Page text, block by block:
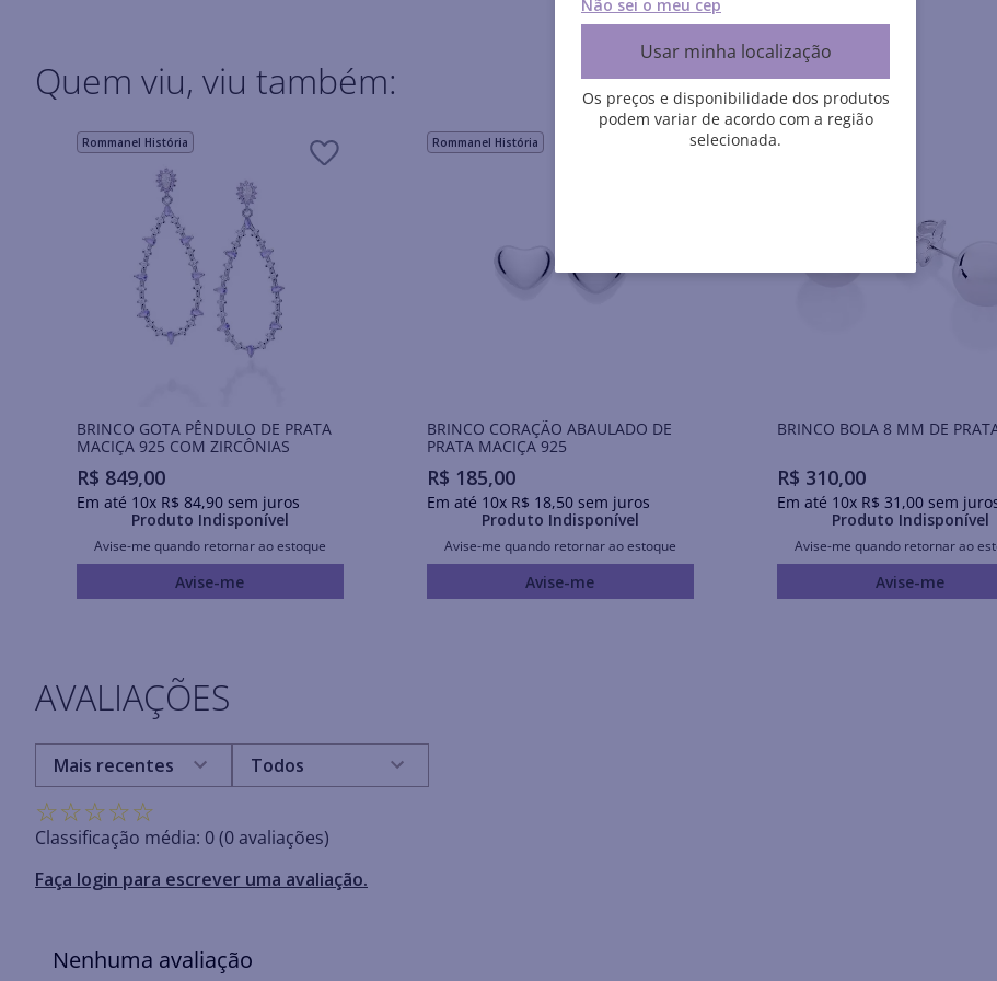
Quem viu, viu também:
Rommanel História
BRINCO GOTA PÊNDULO DE PRATA
MACIÇA 925 COM ZIRCÔNIAS
R$ 849,00
Em até 10x R$ 84,90sem juros
Produto Indisponível
Avise-me quando retornar ao estoque
Avise-me
Rommanel História
BRINCO CORAÇÃO ABAULADO DE
PRATA MACIÇA 925
R$ 185,00
Em até 10x R$ 18,50sem juros
Produto Indisponível
Avise-me quando retornar ao estoque
Avise-me
BRINCO BOLA 8 MM DE
R$ 310,00
Em até 10x R$ 31 ,00sem
Produto Indisponível
Avise-me quando retornar ao
Avise-me
AVALIAÇÕES
☆☆☆☆☆
Classificação média: 0(0 avaliações)
Faça login para escrever uma avaliação.
Mais recentes Todos
Nenhuma avaliação
Não sei o meu cep
Usar minha localização
Os preços e disponibilidade dos produtos
podem variar de acordo com a região
selecionada.